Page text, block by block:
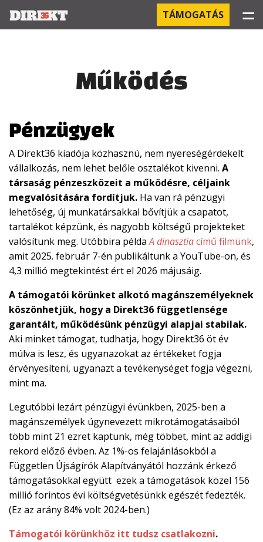
KÓRHÁZI FERTŐZÉSEK
OROSZ KAPCSOLATOK
PEGASUS-MEGFIGYELÉSEK
AZ ORBÁN CSALÁD ÜZLETEI
OFFSHORE TITKOK
RÓLUNK
MŰKÖDÉS
TÁMOGATÁS
1%
WEBSHOP



TÁMOGATÁS ☰
Működés
Pénzügyek
A Direkt36 kiadója közhasznú, nem nyereségérdekelt
vállalkozás, nem lehet belőle osztalékot kivenni. A
társaság pénzeszközeit a működésre, céljaink
megvalósítására fordítjuk. Ha van rá pénzügyi
lehetőség, új munkatársakkal bővítjük a csapatot,
tartalékot képzünk, és nagyobb költségű projekteket
valósítunk meg. Utóbbira példaA dinasztiacímű filmünk,
amit 2025. február 7-én publikáltunk a YouTube-on, és
4,3 millió megtekintést ért el 2026 májusáig.
A támogatói körünket alkotó magánszemélyeknek
köszönhetjük, hogy a Direkt36 függetlensége
garantált, működésünk pénzügyi alapjai stabilak.
Aki minket támogat, tudhatja, hogy Direkt36 öt év
múlva is lesz, és ugyanazokat az értékeket fogja
érvényesíteni, ugyanazt a tevékenységet fogja végezni,
mint ma.
Legutóbbi lezárt pénzügyi évünkben, 2025-ben a
magánszemélyek úgynevezett mikrotámogatásaiból
több mint 21 ezret kaptunk, még többet, mint az addigi
rekord előző évben. Az 1%-os felajánlásokból a
Független Újságírók Alapítványától hozzánk érkező
támogatásokkal együtt ezek a támogatások közel 156
millió forintos évi költségvetésünkk egészét fedezték.
(Ez az arány 84% volt 2024-ben.)
Támogatói körünkhöz itt tudsz csatlakozni.